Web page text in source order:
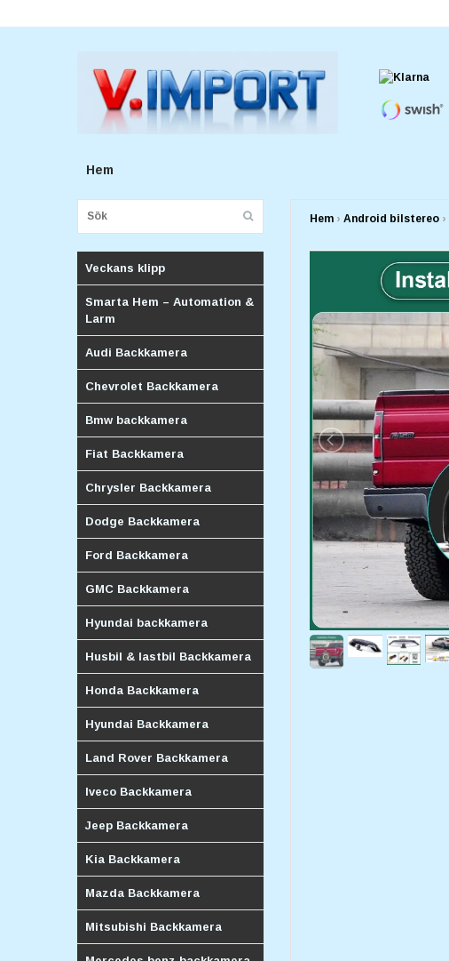
Hem
Veckans klipp
Smarta Hem – Automation &
Larm
Audi Backkamera
Chevrolet Backkamera
Bmw backkamera
Fiat Backkamera
Chrysler Backkamera
Dodge Backkamera
Ford Backkamera
GMC Backkamera
Hyundai backkamera
Husbil & lastbil Backkamera
Honda Backkamera
Hyundai Backkamera
Land Rover Backkamera
Iveco Backkamera
Jeep Backkamera
Kia Backkamera
Mazda Backkamera
Mitsubishi Backkamera
Hem › Android bilstereo ›